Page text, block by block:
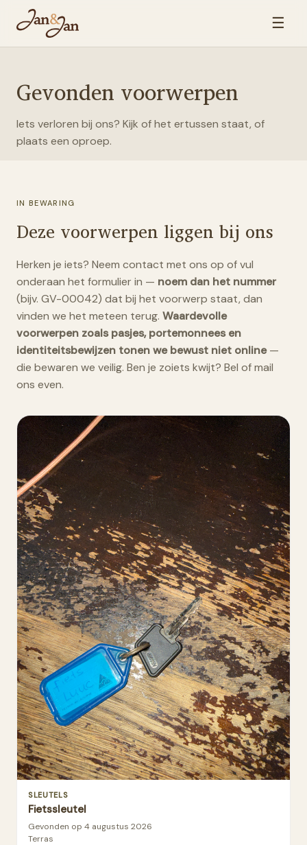
☰
Gevonden voorwerpen
Iets verloren bij ons? Kijk of het ertussen staat, of
plaats een oproep.
IN BEWARING
Deze voorwerpen liggen bij ons
Herken je iets? Neem contact met ons op of vul
onderaan het formulier in — noem dan het nummer
(bijv. GV-00042) dat bij het voorwerp staat, dan
vinden we het meteen terug. Waardevolle
voorwerpen zoals pasjes, portemonnees en
identiteitsbewijzen tonen we bewust niet online—
die bewaren we veilig. Ben je zoiets kwijt? Bel of mail
ons even.
SLEUTELS
Fietssleutel
Gevonden op 4 augustus 2026
Terras